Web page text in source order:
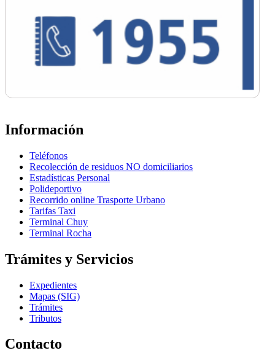
Información
Teléfonos
Recolección de residuos NO domiciliarios
Estadísticas Personal
Polideportivo
Recorrido online Trasporte Urbano
Tarifas Taxi
Terminal Chuy
Terminal Rocha
Trámites y Servicios
Expedientes
Mapas (SIG)
Trámites
Tributos
Contacto